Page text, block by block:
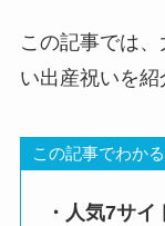
この記事では
い出産祝いを紹
この記事でわか
・人気7サ